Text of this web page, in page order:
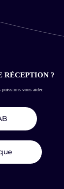
RÉCEPTION ?
vous aider.